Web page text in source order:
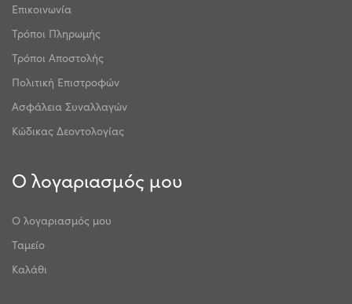
Επικοινωνία
Τρόποι Πληρωμής
Τρόποι Αποστολής
Πολιτική Επιστροφών
Ασφάλεια Συναλλαγών
Κώδικας Δεοντολογίας
Ο λογαριασμός μου
Ο λογαριασμός μου
Ταμείο
Καλάθι